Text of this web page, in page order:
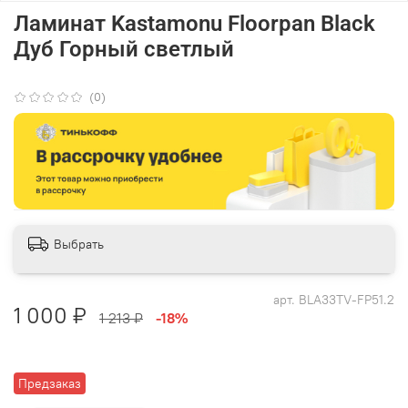
(0)
арт. BLA33TV-FP51.2
Предзаказ
Ламинат Kastamonu Floorpan Black
Дуб Горный светлый
1 000 ₽ 1 213 ₽ -18%
Выбрать